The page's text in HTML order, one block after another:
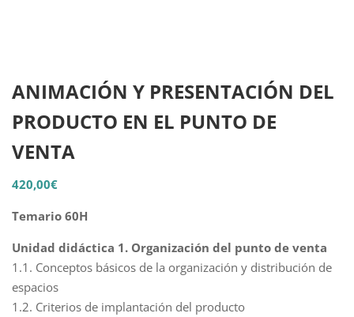
ANIMACIÓN Y PRESENTACIÓN DEL
PRODUCTO EN EL PUNTO DE
VENTA
420,00€
Temario 60H
Unidad didáctica 1. Organización del punto de venta
1.1. Conceptos básicos de la organización y distribución de
espacios
1.2. Criterios de implantación del producto